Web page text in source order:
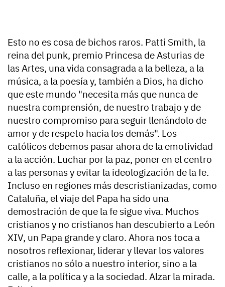
Esto no es cosa de bichos raros. Patti Smith, la
reina del punk, premio Princesa de Asturias de
las Artes, una vida consagrada a la belleza, a la
música, a la poesía y, también a Dios, ha dicho
que este mundo "necesita más que nunca de
nuestra comprensión, de nuestro trabajo y de
nuestro compromiso para seguir llenándolo de
amor y de respeto hacia los demás". Los
católicos debemos pasar ahora de la emotividad
a la acción. Luchar por la paz, poner en el centro
a las personas y evitar la ideologización de la fe.
Incluso en regiones más descristianizadas, como
Cataluña, el viaje del Papa ha sido una
demostración de que la fe sigue viva. Muchos
cristianos y no cristianos han descubierto a León
XIV, un Papa grande y claro. Ahora nos toca a
nosotros reflexionar, liderar y llevar los valores
cristianos no sólo a nuestro interior, sino a la
calle, a la política y a la sociedad. Alzar la mirada.